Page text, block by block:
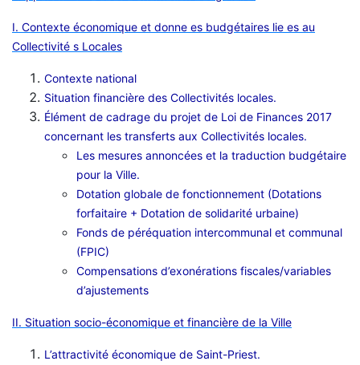
I. Contexte économique et donne es budgétaires lie es au
Collectivité s Locales
Contexte national
Situation financière des Collectivités locales.
Élément de cadrage du projet de Loi de Finances 2017
concernant les transferts aux Collectivités locales.
Les mesures annoncées et la traduction budgétaire
pour la Ville.
Dotation globale de fonctionnement (Dotations
forfaitaire + Dotation de solidarité urbaine)
Fonds de péréquation intercommunal et communal
(FPIC)
Compensations d’exonérations fiscales/variables
d’ajustements
II. Situation socio-économique et financière de la Ville
L’attractivité économique de Saint-Priest.